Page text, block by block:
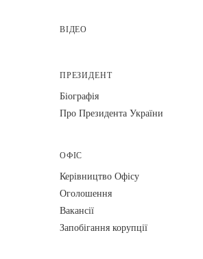
ВІДЕО
ПРЕЗИДЕНТ
Біографія
Про Президента України
ОФІС
Керівництво Офісу
Оголошення
Вакансії
Запобігання корупції